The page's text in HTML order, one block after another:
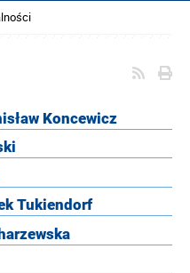
Koncewicz
Tukiendorf